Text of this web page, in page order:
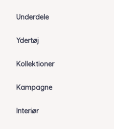
Underdele
Ydertøj
Kollektioner
Kampagne
Interiør